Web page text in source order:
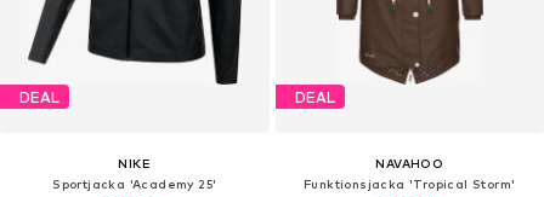
DEAL
NIKE
Sportjacka 'Academy 25'
DEAL
NAVAHOO
Funktionsjacka 'Tropical Storm'